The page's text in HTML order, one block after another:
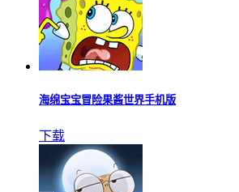
海绵宝宝冒险果酱世界手机版
下载